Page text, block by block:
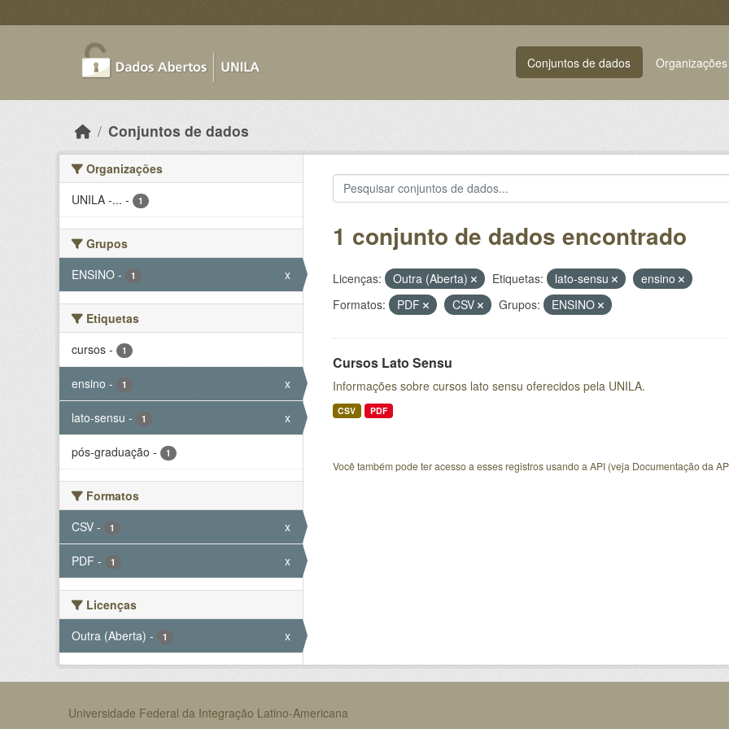
Conjuntos de dados Organizações
Conjuntos de dados
Organizações
UNILA -... - 1
Grupos
ENSINO - 1 x
Etiquetas
cursos - 1
ensino - 1 x
lato-sensu - 1 x
pós-graduação - 1
Formatos
CSV - 1 x
PDF - 1 x
Licenças
Outra (Aberta) - 1 x
1 conjunto de dados encontrado
Licenças: Outra (Aberta) Etiquetas: lato-sensu
ensino
Formatos:
PDF CSV Grupos: ENSINO
Cursos Lato Sensu
Informações sobre cursos lato sensu oferecidos pela UNILA.
CSV PDF
Você também pode ter acesso a esses registros usando a API(veja Documentação da
Universidade Federal da Integração Latino-Americana